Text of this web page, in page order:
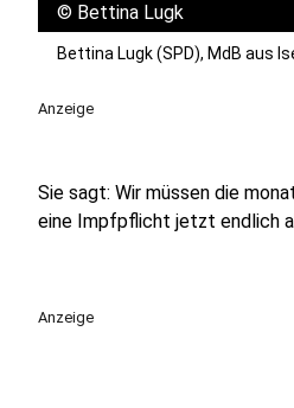
© Bettina Lugk
Bettina Lugk (SPD), MdB aus
Anzeige
Sie sagt: Wir müssen die
eine Impfpflicht jetzt endlich
Anzeige